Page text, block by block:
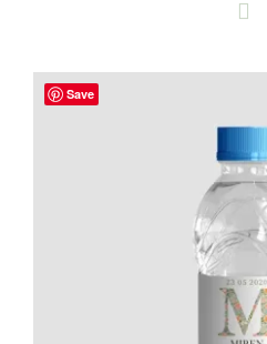
Save